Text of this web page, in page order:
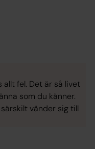
fel. Det är så livet
som du känner.
vänder sig till